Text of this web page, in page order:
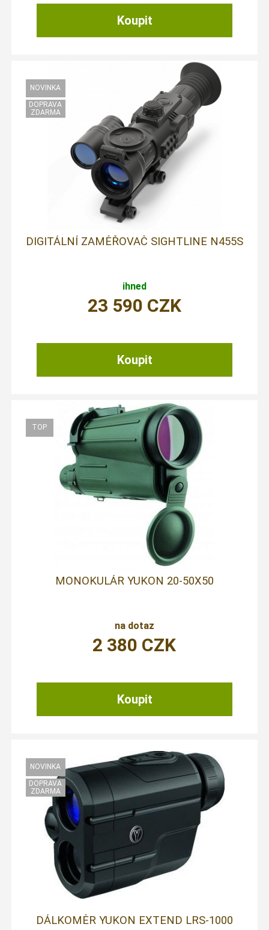
DIGITÁLNÍ ZAMĚŘOVAČ SIGHTLINE N455S
ihned
23 590 CZK
MONOKULÁR YUKON 20-50X50
na dotaz
2 380 CZK
DÁLKOMĚR YUKON EXTEND LRS-1000